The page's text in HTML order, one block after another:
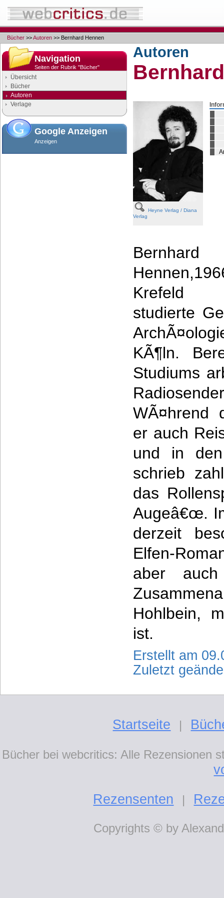
Bücher >>Autoren >> Bernhard Hennen
Navigation
Seiten der Rubrik "Bücher"
Übersicht
Bücher
Autoren
Verlage
Google Anzeigen
Anzeigen
Autoren
Heyne Verlag / Diana
Verlag
Bernhard
Krefeld
studierte
KÃ¶ln.
Studiums
WÃ¤hrend
er auch
und in
schrieb
das
Augeâ€œ.
derzeit
Elfen-
aber
Hohlbein,
ist.
Erstellt am
Zuletzt
Startseite |
Bücher bei webcritics: Alle Rezensionen
Rezensenten
|
Copyrights © by